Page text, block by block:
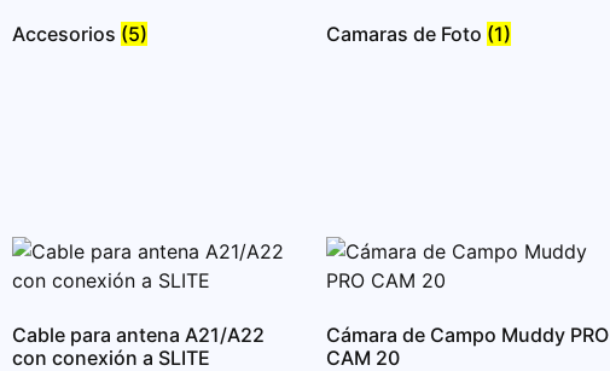
Accesorios (5) Camaras de Foto (1)
Cable para antena A21/A22
con conexión a SLITE
Cámara de Campo Muddy PRO
CAM 20